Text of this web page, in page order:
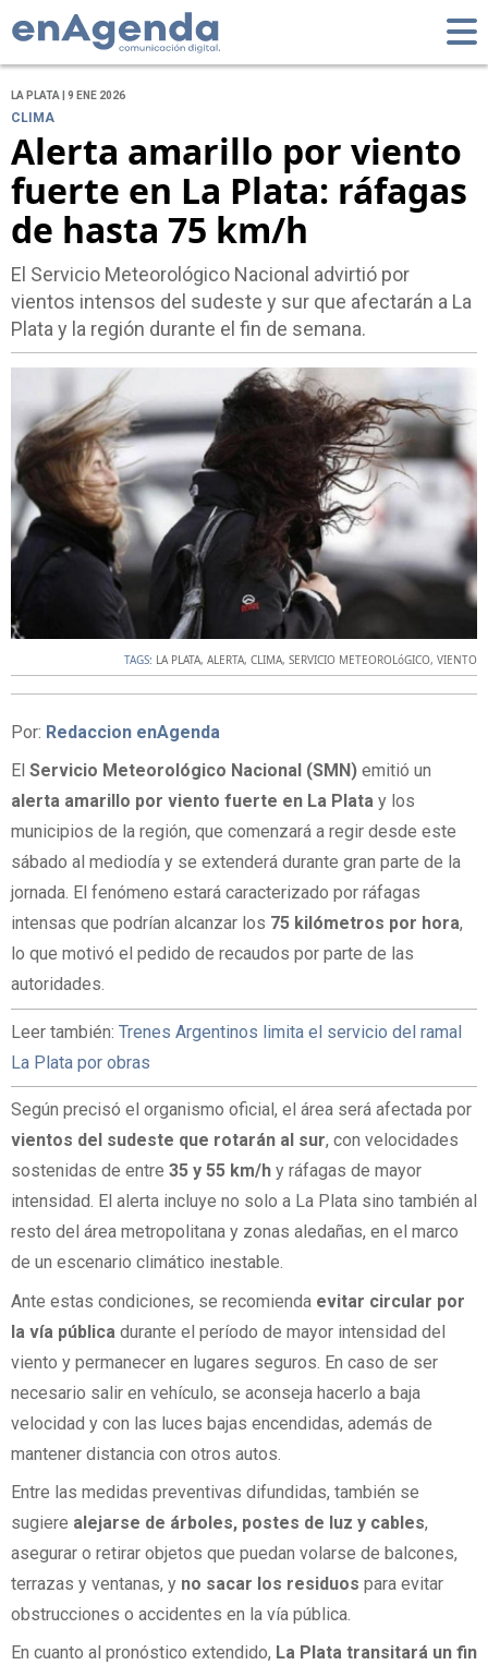
LA PLATA | 9 ENE 2026
CLIMA
Alerta amarillo por viento
fuerte en La Plata: ráfagas
de hasta 75 km/h
El Servicio Meteorológico Nacional advirtió por
vientos intensos del sudeste y sur que afectarán a La
Plata y la región durante el fin de semana.
TAGS: LA PLATA, ALERTA, CLIMA, SERVICIO METEOROLóGICO, VIENTO
Por: Redaccion enAgenda
El Servicio Meteorológico Nacional (SMN) emitió un
alerta amarillo por viento fuerte en La Plata y los
municipios de la región, que comenzará a regir desde este
sábado al mediodía y se extenderá durante gran parte de la
jornada. El fenómeno estará caracterizado por ráfagas
intensas que podrían alcanzar los 75 kilómetros por hora,
lo que motivó el pedido de recaudos por parte de las
autoridades.
Leer también: Trenes Argentinos limita el servicio del ramal
La Plata por obras
Según precisó el organismo oficial, el área será afectada por
vientos del sudeste que rotarán al sur, con velocidades
sostenidas de entre 35 y 55 km/h y ráfagas de mayor
intensidad. El alerta incluye no solo a La Plata sino también al
resto del área metropolitana y zonas aledañas, en el marco
de un escenario climático inestable.
Ante estas condiciones, se recomienda evitar circular por
la vía pública durante el período de mayor intensidad del
viento y permanecer en lugares seguros. En caso de ser
necesario salir en vehículo, se aconseja hacerlo a baja
velocidad y con las luces bajas encendidas, además de
mantener distancia con otros autos.
Entre las medidas preventivas difundidas, también se
sugiere alejarse de árboles, postes de luz y cables,
asegurar o retirar objetos que puedan volarse de balcones,
terrazas y ventanas, y no sacar los residuos para evitar
obstrucciones o accidentes en la vía pública.
En cuanto al pronóstico extendido, La Plata transitará un fin